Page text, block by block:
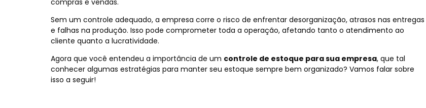
Sem um controle adequado, a empresa corre o risco de enfrentar desorganização, atrasos nas entregas
e falhas na produção. Isso pode comprometer toda a operação, afetando tanto o atendimento ao
cliente quanto a lucratividade.
Agora que você entendeu a importância de um controle de estoque para sua empresa, que tal
conhecer algumas estratégias para manter seu estoque sempre bem organizado? Vamos falar sobre
isso a seguir!